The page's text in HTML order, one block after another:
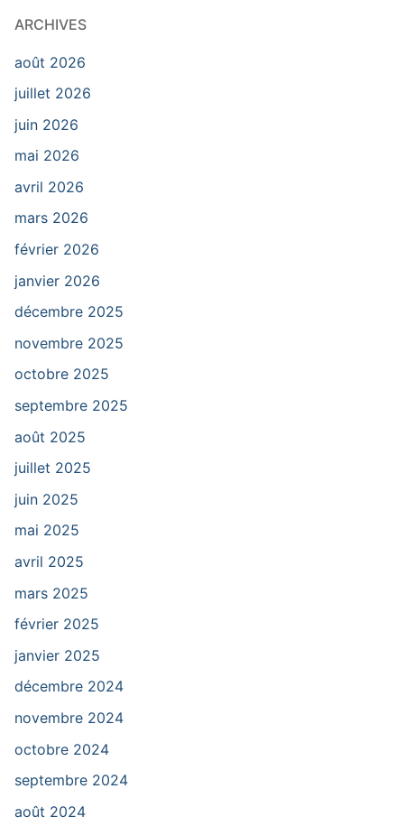
ARCHIVES
août 2026
juillet 2026
juin 2026
mai 2026
avril 2026
mars 2026
février 2026
janvier 2026
décembre 2025
novembre 2025
octobre 2025
septembre 2025
août 2025
juillet 2025
juin 2025
mai 2025
avril 2025
mars 2025
février 2025
janvier 2025
décembre 2024
novembre 2024
octobre 2024
septembre 2024
août 2024